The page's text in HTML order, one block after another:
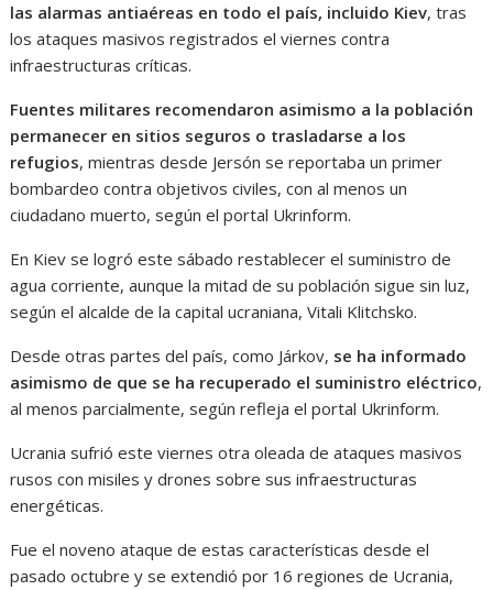
las alarmas antiaéreas en todo el país, incluido Kiev, tras
los ataques masivos registrados el viernes contra
infraestructuras críticas.
Fuentes militares recomendaron asimismo a la población
permanecer en sitios seguros o trasladarse a los
refugios, mientras desde Jersón se reportaba un primer
bombardeo contra objetivos civiles, con al menos un
ciudadano muerto, según el portal Ukrinform.
En Kiev se logró este sábado restablecer el suministro de
agua corriente, aunque la mitad de su población sigue sin luz,
según el alcalde de la capital ucraniana, Vitali Klitchsko.
Desde otras partes del país, como Járkov, se ha informado
asimismo de que se ha recuperado el suministro eléctrico,
al menos parcialmente, según refleja el portal Ukrinform.
Ucrania sufrió este viernes otra oleada de ataques masivos
rusos con misiles y drones sobre sus infraestructuras
energéticas.
Fue el noveno ataque de estas características desde el
pasado octubre y se extendió por 16 regiones de Ucrania,